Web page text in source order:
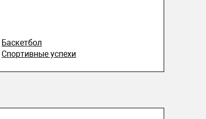
Баскетбол
Спортивные успехи